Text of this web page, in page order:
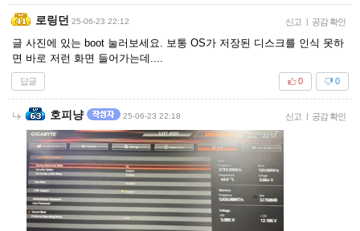
로링던 25-06-23 22:12 신고 | 공감 확인
글 사진에 있는 boot 눌러보세요. 보통 OS가 저장된 디스크를 인식 못하
면 바로 저런 화면 들어가는데....
답글 0
0
호피냥 25-06-23 22:18 신고 | 공감 확인